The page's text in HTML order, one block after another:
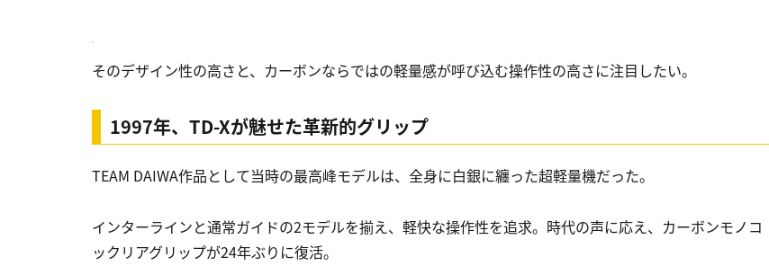
そのデザイン性の高さと、カーボンならではの軽量感が呼び込む操作性の高さに注目したい。
1997年、TD-Xが魅せた革新的グリップ
TEAM DAIWA作品として当時の最高峰モデルは、全身に白銀に纏った超軽量機だった。
インターラインと通常ガイドの2モデルを揃え、軽快な操作性を追求。時代の声に応え、カーボンモノコ
ックリアグリップが24年ぶりに復活。